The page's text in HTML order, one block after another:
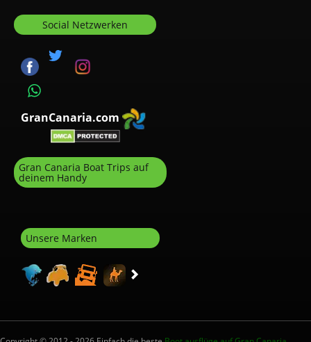
Social Netzwerken
GranCanaria.com
Gran Canaria Boat Trips auf
deinem Handy
Unsere Marken